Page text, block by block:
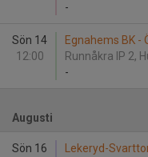
-
Sön 14
12:00
Egnahems BK -
Runnåkra IP 2,
-
Augusti
Sön 16
Lekeryd-